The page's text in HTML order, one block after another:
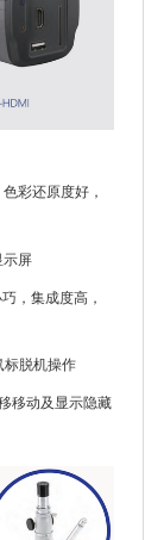
彩还原度好，
示屏
，集成度高，
标脱机操作
移动及显示隐藏